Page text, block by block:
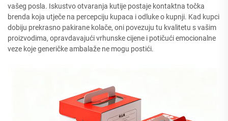
vašeg posla. Iskustvo otvaranja kutije postaje kontaktna točka
brenda koja utječe na percepciju kupaca i odluke o kupnji. Kad kupci
dobiju prekrasno pakirane kolače, oni povezuju tu kvalitetu s vašim
proizvodima, opravdavajući vrhunske cijene i potičući emocionalne
veze koje generičke ambalaže ne mogu postići.